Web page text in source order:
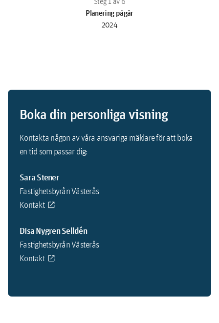
Planering pågår
2024
Boka din personliga visning
Kontakta någon av våra ansvariga mäklare för att boka
en tid som passar dig:
Sara Stener
Fastighetsbyrån Västerås
Kontakt
Disa Nygren Selldén
Fastighetsbyrån Västerås
Kontakt